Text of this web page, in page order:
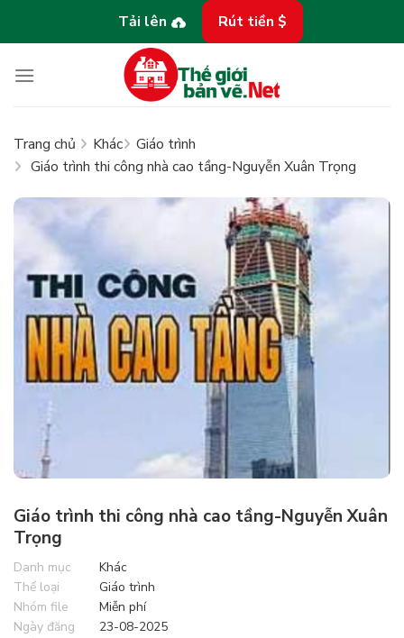
dung
Tải lên Rút tiền $
Trang chủ Khác
Giáo trình
Giáo trình thi công nhà cao tầng-Nguyễn Xuân Trọng
Giáo trình thi công nhà cao tầng-Nguyễn Xuân
Trọng
Danh mục
Khác
Thể loại
Giáo trình
Nhóm file
Miễn phí
Ngày đăng
23-08-2025